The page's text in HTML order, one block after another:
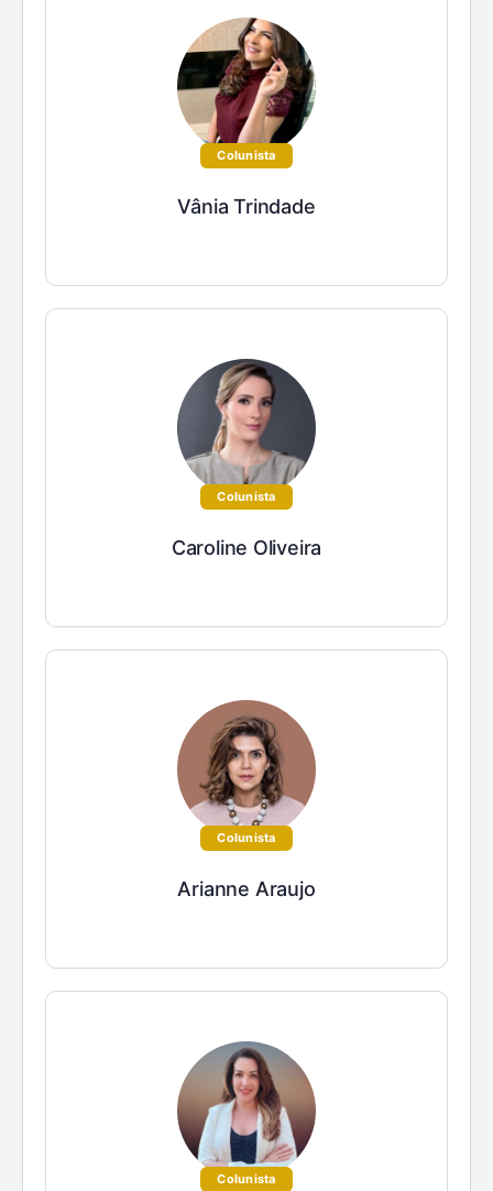
Colunista
Vânia Trindade
Colunista
Caroline Oliveira
Colunista
Arianne Araujo
Colunista